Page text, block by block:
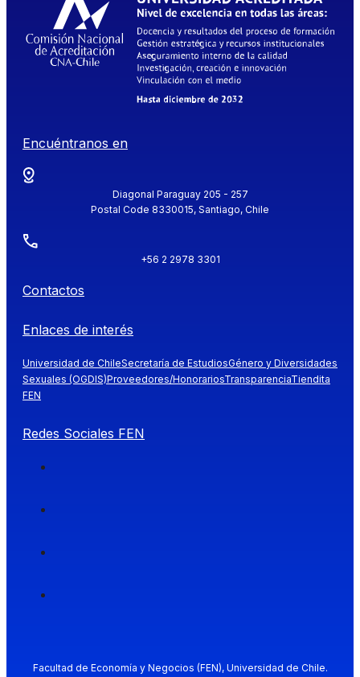
Encuéntranos en
Diagonal Paraguay 205 - 257
Postal Code 8330015, Santiago, Chile
+56 2 2978 3301
Contactos
Enlaces de interés
Universidad de ChileSecretaría de EstudiosGénero y Diversidades
Sexuales (OGDIS)Proveedores/HonorariosTransparenciaTiendita
FEN
Redes Sociales FEN
Facultad de Economía y Negocios (FEN), Universidad de Chile.